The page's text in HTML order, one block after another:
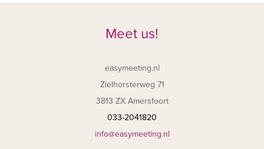
Meet us!
easymeeting.nl
Zielhorsterweg 71
3813 ZX Amersfoort
033-2041820
info@easymeeting.nl